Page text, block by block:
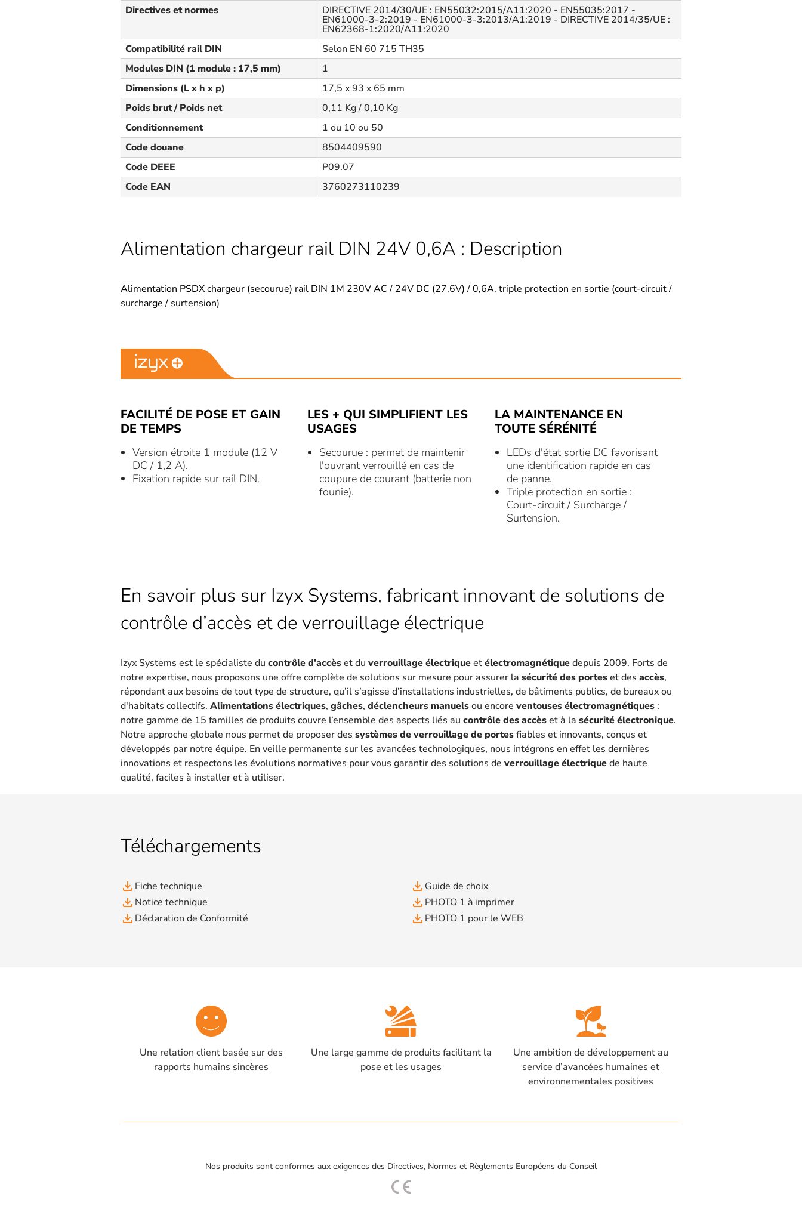
Directives et normes DIRECTIVE 2014/30/UE : EN55032:2015/A11:2020 - EN55035:2017 -
EN61000-3-2:2019 - EN61000-3-3:2013/A1:2019 - DIRECTIVE 2014/35/UE :
EN62368-1:2020/A11:2020
Compatibilité rail DIN
Selon EN 60 715 TH35
Modules DIN (1 module : 17,5 mm)
1
Dimensions (L x h x p)
17,5 x 93 x 65 mm
Poids brut / Poids net
0,11 Kg / 0,10 Kg
Conditionnement
1 ou 10 ou 50
Code douane
8504409590
Code DEEE
P09.07
Code EAN
3760273110239
Alimentation chargeur rail DIN 24V 0,6A : Description
Alimentation PSDX chargeur (secourue) rail DIN 1M 230V AC / 24V DC (27,6V) / 0,6A, triple protection en sortie (court-circuit /
surcharge / surtension)
FACILITÉ DE POSE ET GAIN
DE TEMPS
Version étroite 1 module (12 V
DC / 1,2 A).
Fixation rapide sur rail DIN.
LES + QUI SIMPLIFIENT LES
USAGES
Secourue : permet de maintenir
l'ouvrant verrouillé en cas de
coupure de courant (batterie non
founie).
LA MAINTENANCE EN
TOUTE SÉRÉNITÉ
LEDs d'état sortie DC favorisant
une identification rapide en cas
de panne.
Triple protection en sortie :
Court-circuit / Surcharge /
Surtension.
En savoir plus sur Izyx Systems, fabricant innovant de solutions de
contrôle d’accès et de verrouillage électrique
Izyx Systems est le spécialiste du contrôle d’accèset du verrouillage électriqueetélectromagnétiquedepuis 2009. Forts de
notre expertise, nous proposons une offre complète de solutions sur mesure pour assurer la sécurité des porteset des accès,
répondant aux besoins de tout type de structure, qu’il s’agisse d’installations industrielles, de bâtiments publics, de bureaux ou
d'habitats collectifs. Alimentations électriques, gâches, déclencheurs manuelsou encore ventouses électromagnétiques :
notre gamme de 15 familles de produits couvre l’ensemble des aspects liés au contrôle des accèset à la sécurité électronique.
Notre approche globale nous permet de proposer des systèmes de verrouillage de portesfiables et innovants, conçus et
développés par notre équipe. En veille permanente sur les avancées technologiques, nous intégrons en effet les dernières
innovations et respectons les évolutions normatives pour vous garantir des solutions de verrouillage électriquede haute
qualité, faciles à installer et à utiliser.
Téléchargements
file_download Fiche technique
file_download Notice technique
file_download Déclaration de Conformité
file_download Guide de choix
file_download PHOTO 1 à imprimer
file_download PHOTO 1 pour le WEB
Une relation client basée sur des
rapports humains sincères
Une large gamme de produits facilitant la
pose et les usages
Une ambition de développement au
service d’avancées humaines et
environnementales positives
Nos produits sont conformes aux exigences des Directives, Normes et Règlements Européens du Conseil